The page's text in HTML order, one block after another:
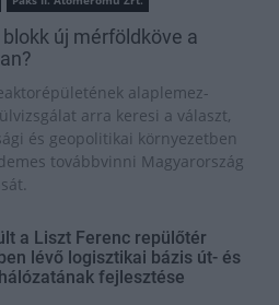
új mérföldköve a
alaplemez-
arra keresi a választ,
és geopolitikai környezetben
továbbvinni Magyarország
a Liszt Ferenc repülőtér
lévő logisztikai bázis út- és
fejlesztése